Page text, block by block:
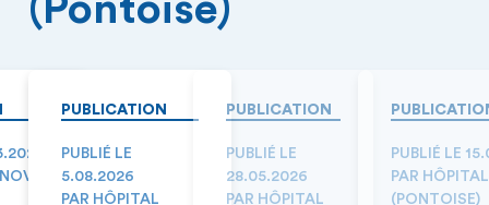
(Pontoise)
PUBLICATION
PUBLIÉ LE
5.08.2026
PAR HÔPITAL
PUBLICATION
PUBLIÉ LE
28.05.2026
PAR HÔPITAL
PUBLIÉ LE
PAR
(PONTOISE)